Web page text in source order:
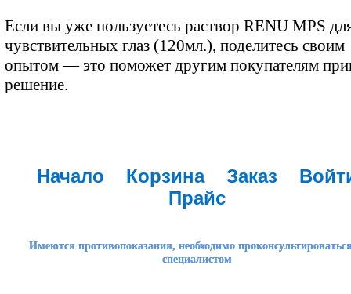
Если вы уже пользуетесь раствор RENU MPS
чувствительных глаз (120мл.), поделитесь своим
опытом — это поможет другим покупателям
решение.
Начало Корзина Заказ
Прайс
Имеются противопоказания, необходимо
специалистом